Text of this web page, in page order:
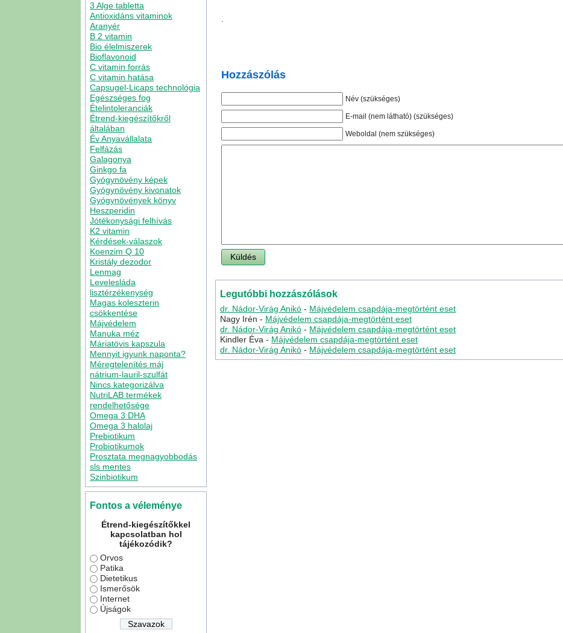
3 Alge tabletta
Antioxidáns vitaminok
Aranyér
B 2 vitamin
Bio élelmiszerek
Bioflavonoid
C vitamin forrás
C vitamin hatása
Capsugel-Licaps technológia
Egészséges fog
Ételintoleranciák
Étrend-kiegészítőkről
általában
Év Anyavállalata
Felfázás
Galagonya
Ginkgo fa
Gyógynövény képek
Gyógynövény kivonatok
Gyógynövények könyv
Heszperidin
Jótékonysági felhívás
K2 vitamin
Kérdések-válaszok
Koenzim Q 10
Kristály dezodor
Lenmag
Levelesláda
lisztérzékenység
Magas koleszterin
csökkentése
Májvédelem
Manuka méz
Máriatövis kapszula
Mennyit igyunk naponta?
Méregtelenítés máj
nátrium-lauril-szulfát
Nincs kategorizálva
NutriLAB termékek
rendelhetősége
Omega 3 DHA
Omega 3 halolaj
Prebiotikum
Probiotikumok
Prosztata megnagyobbodás
sls mentes
Szinbiotikum
Fontos a véleménye
Étrend-kiegészítőkkel
kapcsolatban hol
tájékozódik?
Orvos
Patika
Dietetikus
Ismerősök
Internet
Újságok
Hozzászólás
Név (szükséges)
E-mail (nem látható) (szükséges)
Weboldal (nem szükséges)
Legutóbbi hozzászólások
dr. Nádor-Virág Anikó - Májvédelem csapdája-megtörtént eset
Nagy Irén - Májvédelem csapdája-megtörtént eset
dr. Nádor-Virág Anikó - Májvédelem csapdája-megtörtént eset
Kindler Éva - Májvédelem csapdája-megtörtént eset
dr. Nádor-Virág Anikó - Májvédelem csapdája-megtörtént eset